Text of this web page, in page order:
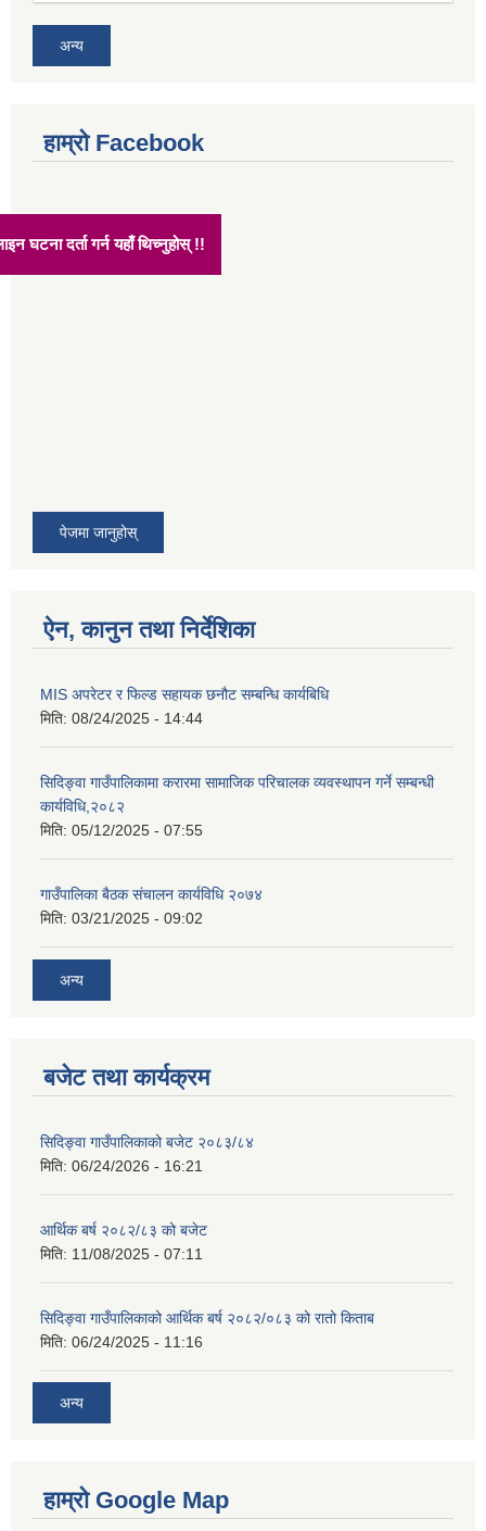
अन्य
हाम्रो Facebook
पेजमा जानुहोस्
ऐन, कानुन तथा निर्देशिका
MIS अपरेटर र फिल्ड सहायक छनौट सम्बन्धि कार्यबिधि
मिति: 08/24/2025 - 14:44
सिदिङ्वा गाउँपालिकामा करारमा सामाजिक परिचालक व्यवस्थापन गर्ने सम्बन्धी
कार्यविधि,२०८२
मिति: 05/12/2025 - 07:55
गाउँपालिका बैठक संचालन कार्यविधि २०७४
मिति: 03/21/2025 - 09:02
अन्य
बजेट तथा कार्यक्रम
सिदिङ्वा गाउँपालिकाको बजेट २०८३/८४
मिति: 06/24/2026 - 16:21
आर्थिक बर्ष २०८२/८३ को बजेट
मिति: 11/08/2025 - 07:11
सिदिङ्वा गाउँपालिकाको आर्थिक बर्ष २०८२/०८३ को रातो किताब
मिति: 06/24/2025 - 11:16
अन्य
हाम्रो Google Map
अनलाइन घटना दर्ता गर्न यहाँ थिच्नुहोस् !!